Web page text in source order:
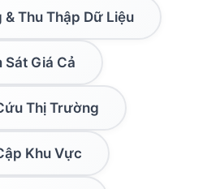
Thu Thập Dữ Liệu
Sát Giá Cả
Thị Trường
Khu Vực